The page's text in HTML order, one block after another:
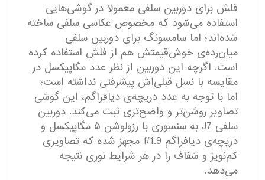
فلش برای دوربین سلفی معمولا در گوشی‌هایی
استفاده می‌شود که مخصوص عکاسی سلفی ساخته‌
شده‌اند؛ اما سامسونگ برای دوربین سلفی
میان‌رده‌ی خوش‌قیمتش هم از فلش استفاده کرده
است. اگر‌چه این دوربین از نظر عدد مگاپیکسل در
مقایسه با نسل قبلی‌اش پیشرفتی نداشته است؛
اما با توجه به عدد دریچه‌ی دیافراگم، این گوشی
تصاویر روشن‌تر و واضح‌تری ثبت می‌کند. دوربین
سلفی J7 به سنسوری با رزولوشن ۵ مگاپیکسل و
دریچه‌ی دیافراگم f/1.9 مجهز شده که تصاویری
کم‌نویز و شفاف را در هر شرایط نوری نتیجه
می‌دهد.